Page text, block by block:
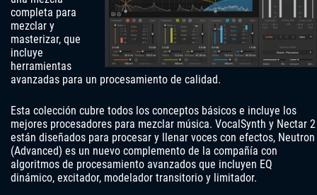
completa para
mezclar y
masterizar, que
incluye
herramientas
avanzadas para un procesamiento de calidad.
Esta colección cubre todos los conceptos básicos e incluye los
mejores procesadores para mezclar música. VocalSynth y Nectar 2
están diseñados para procesar y llenar voces con efectos, Neutron
(Advanced) es un nuevo complemento de la compañía con
algoritmos de procesamiento avanzados que incluyen EQ
dinámico, excitador, modelador transitorio y limitador.